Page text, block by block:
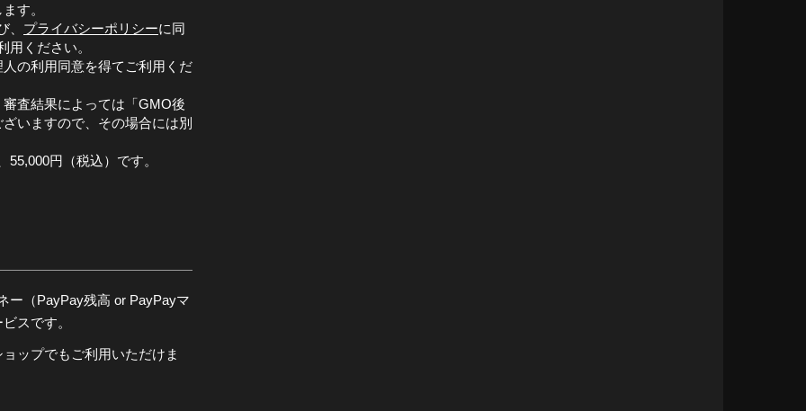
す。
、 プライバシーポリシーに同
ください。
の利用同意を得てご利用くだ
査結果によっては「GMO後
いますので、その場合には別
円（税込）です。
ー（PayPay残高 or PayPayマ
スです。
ップでもご利用いただけま